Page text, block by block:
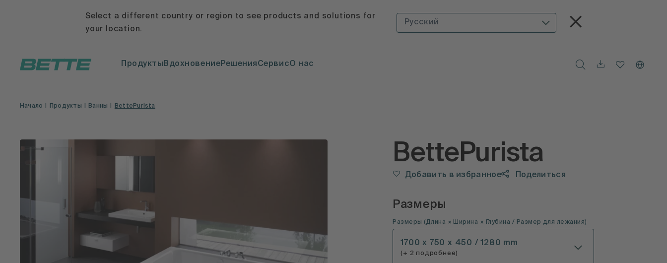
Select a different country or region to see products and solutions for
your location.
Русский
ПродуктыВдохновениеРешенияСервисО нас
Начало Продукты Ванны BettePurista
BettePurista
Добавить в избранное Поделиться
Размеры
Размеры (Длина × Ширина × Глубина / Размер для лежания)
1700 x 750 x 450 / 1280 mm
(+ 2 подробнее)